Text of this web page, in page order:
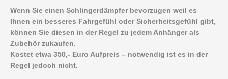
Wenn Sie einen Schlingerdämpfer bevorzugen weil es
Ihnen ein besseres Fahrgefühl oder Sicherheitsgefühl gibt,
können Sie diesen in der Regel zu jedem Anhänger als
Zubehör zukaufen.
Kostet etwa 350,- Euro Aufpreis – notwendig ist es in der
Regel jedoch nicht.